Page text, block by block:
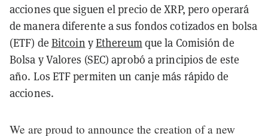
acciones que siguen el precio de XRP, pero operará
de manera diferente a sus fondos cotizados en bolsa
(ETF) de Bitcoin yEthereumque la Comisión de
Bolsa y Valores (SEC) aprobó a principios de este
año. Los ETF permiten un canje más rápido de
acciones.
We are proud to announce the creation of a new